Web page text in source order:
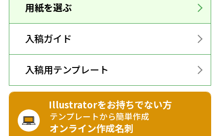
用紙を選ぶ
入稿ガイド
入稿用テンプレート
Illustratorをお持ちでない方
テンプレートから簡単作成
オンライン作成名刺